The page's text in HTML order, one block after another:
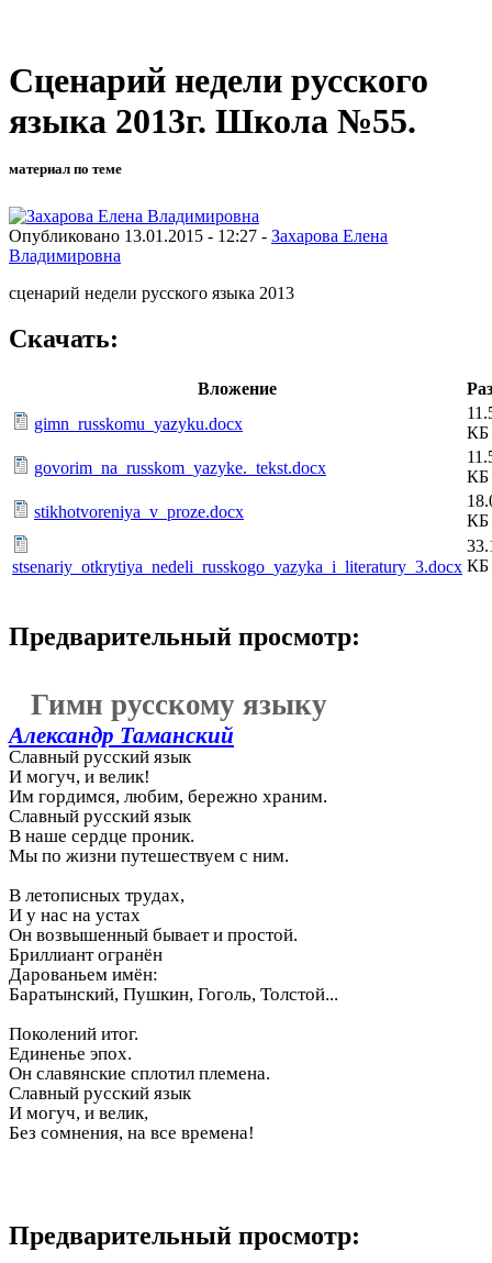
Сценарий недели русского
языка 2013г. Школа №55.
материал по теме
Опубликовано 13.01.2015 - 12:27 - Захарова Елена
Владимировна
сценарий недели русского языка 2013
Скачать:
Вложение
gimn_russkomu_yazyku.docx
КБ
govorim_na_russkom_yazyke._tekst.docx
КБ
stikhotvoreniya_v_proze.docx
КБ
stsenariy_otkrytiya_nedeli_russkogo_yazyka_i_literatury_3.docx КБ
Предварительный просмотр:
Гимн русскому языку
Александр Таманский
Славный русский язык
И могуч, и велик!
Им гордимся, любим, бережно храним.
Славный русский язык
В наше сердце проник.
Мы по жизни путешествуем с ним.
В летописных трудах,
И у нас на устах
Он возвышенный бывает и простой.
Бриллиант огранён
Дарованьем имён:
Баратынский, Пушкин, Гоголь, Толстой...
Поколений итог.
Единенье эпох.
Он славянские сплотил племена.
Славный русский язык
И могуч, и велик,
Без сомнения, на все времена!
Предварительный просмотр: